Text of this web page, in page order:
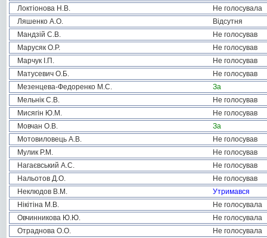
Локтіонова Н.В.
Не голосувала
Ляшенко А.О.
Відсутня
Мандзій С.В.
Не голосував
Марусяк О.Р.
Не голосував
Марчук І.П.
Не голосував
Матусевич О.Б.
Не голосував
Мезенцева-Федоренко М.С.
За
Мельнік С.В.
Не голосував
Мисягін Ю.М.
Не голосував
Мовчан О.В.
За
Мотовиловець А.В.
Не голосував
Мулик Р.М.
Не голосував
Нагаєвський А.С.
Не голосував
Нальотов Д.О.
Не голосував
Неклюдов В.М.
Утримався
Нікітіна М.В.
Не голосувала
Овчинникова Ю.Ю.
Не голосувала
Отраднова О.О.
Не голосувала